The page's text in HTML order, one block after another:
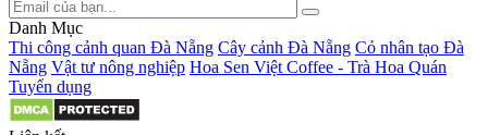
Danh Mục
Thi công cảnh quan Đà Nẵng Cây cảnh Đà Nẵng Cỏ nhân tạo Đà
Nẵng Vật tư nông nghiệp Hoa Sen Việt Coffee - Trà Hoa Quán
Tuyển dụng